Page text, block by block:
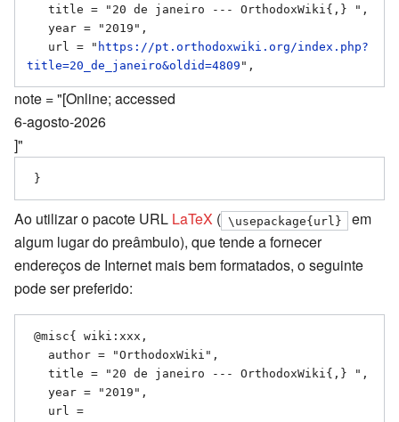
   url = "
https://pt.orthodoxwiki.org/index.php?
title=20_de_janeiro&oldid=4809
note = "[Online; accessed
6-agosto-2026
]"
Ao utilizar o pacote URL LaTeX ( \usepackage{url}
em
algum lugar do preâmbulo), que tende a fornecer
endereços de Internet mais bem formatados, o seguinte
pode ser preferido: